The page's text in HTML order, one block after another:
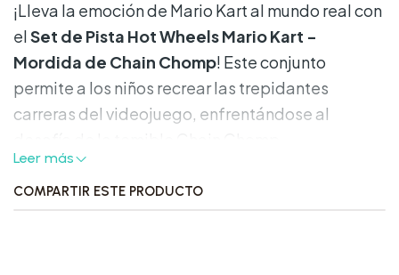
¡Lleva la emoción de Mario Kart al mundo real con
elSet de Pista Hot Wheels Mario Kart -
Mordida de Chain Chomp! Este conjunto
permite a los niños recrear las trepidantes
carreras del videojuego, enfrentándose al
Características Destacadas:
Leer más
COMPARTIR ESTE PRODUCTO